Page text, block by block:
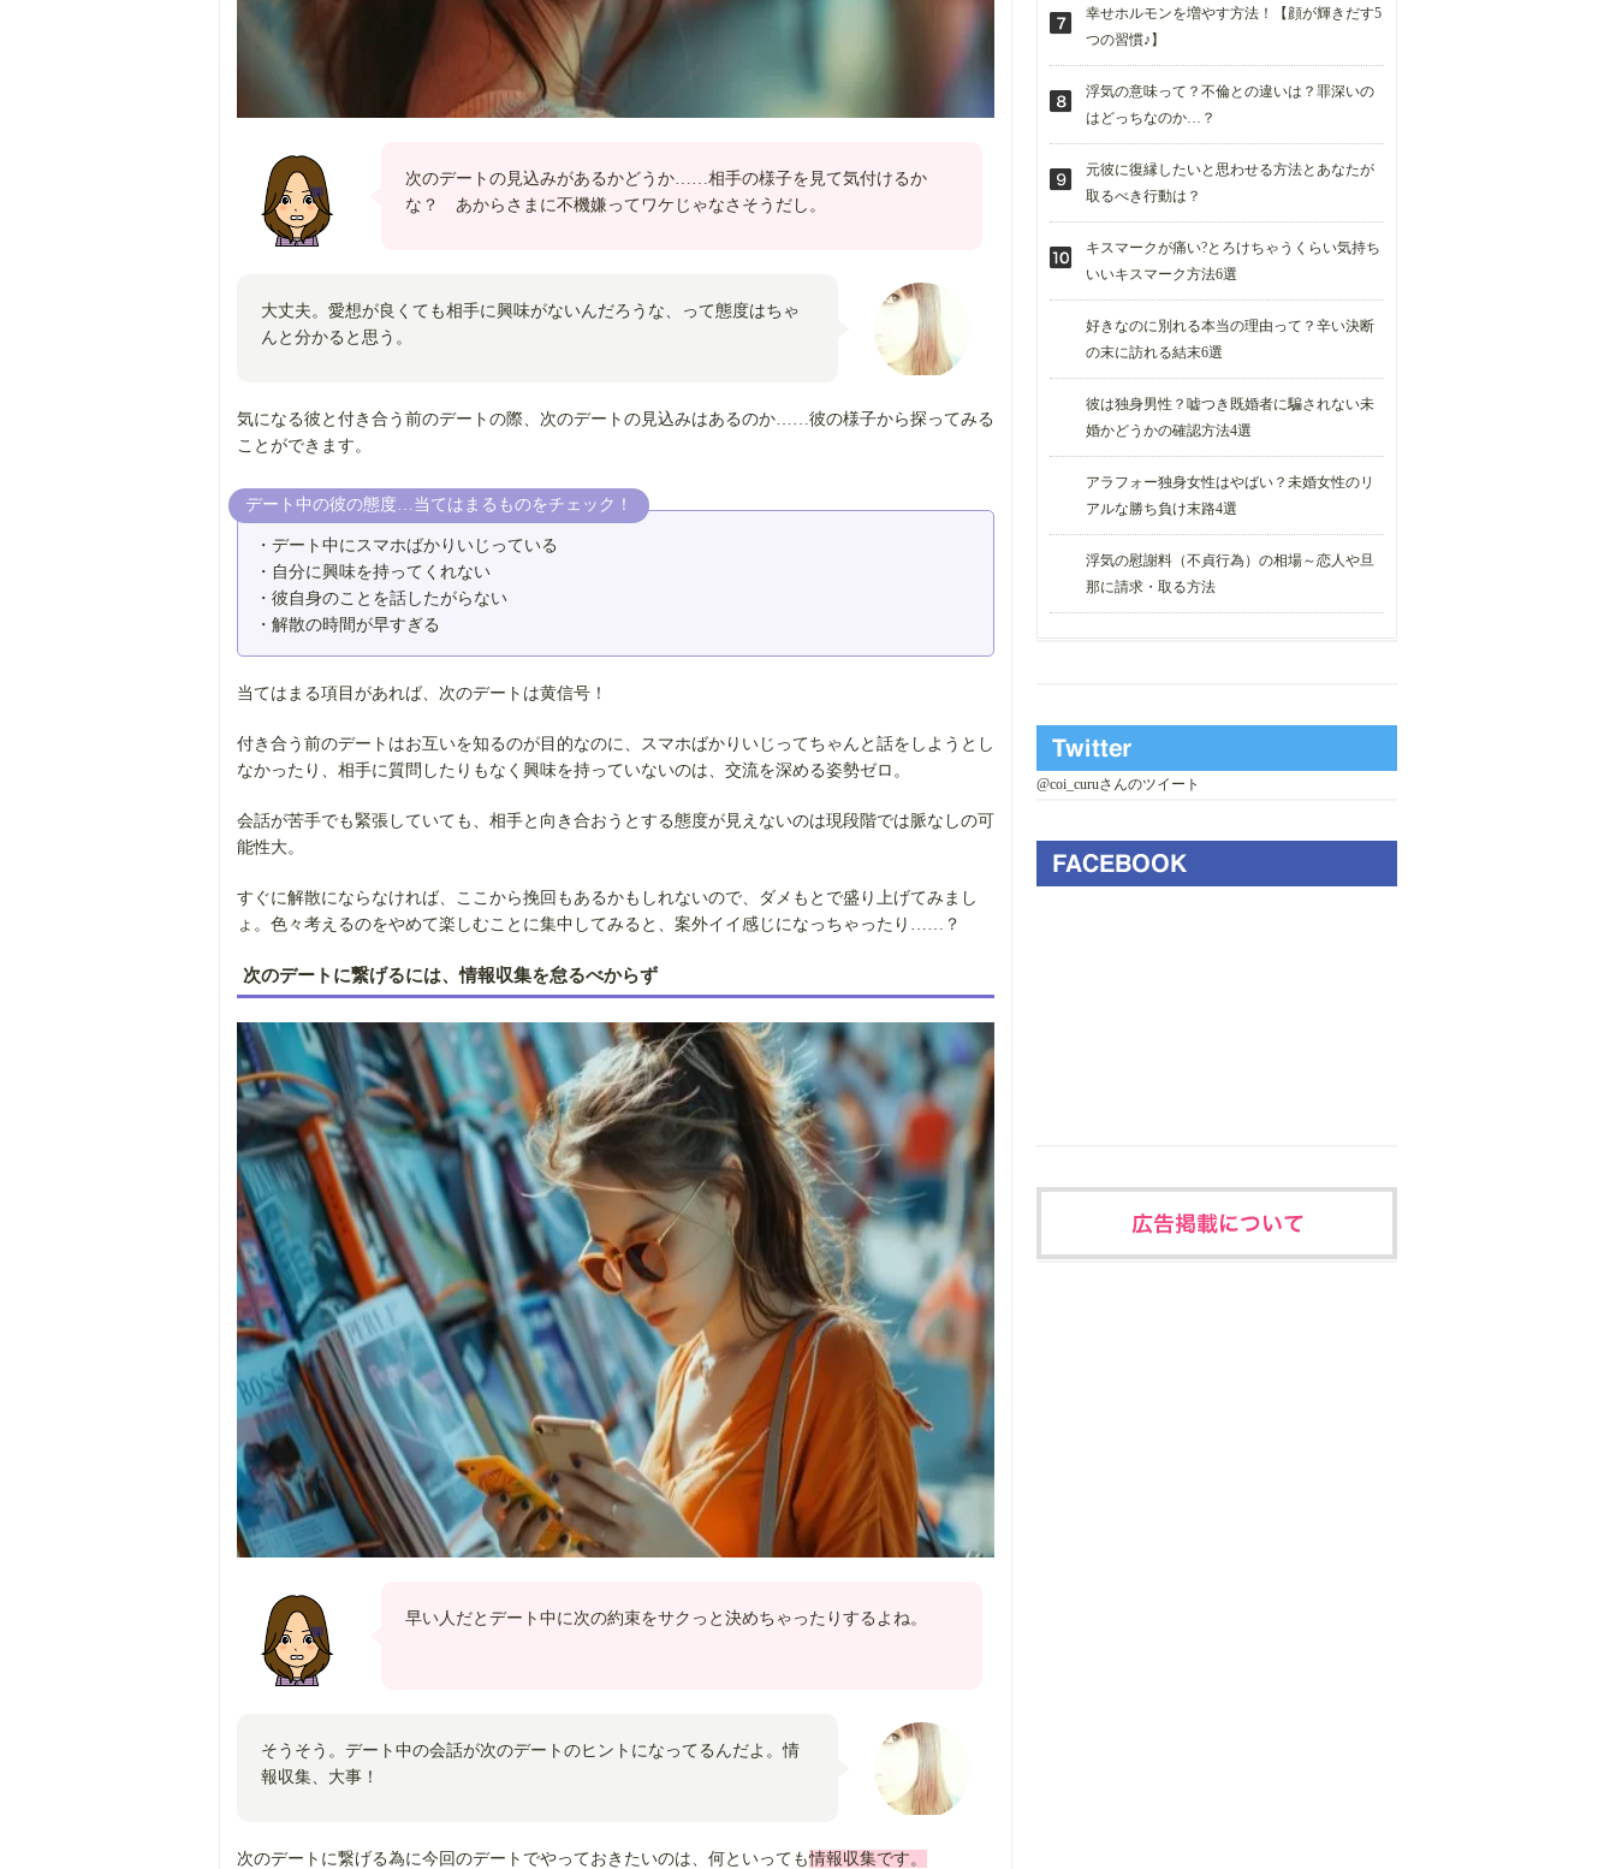
次のデートの見込みがあるかどうか……相手の様子を見て気付けるか
な？ あからさまに不機嫌ってワケじゃなさそうだし。
大丈夫。愛想が良くても相手に興味がないんだろうな、って態度はちゃ
んと分かると思う。
気になる彼と付き合う前のデートの際、次のデートの見込みはあるのか……彼の様子から探ってみる
ことができます。
デート中の彼の態度…当てはまるものをチェック！
・デート中にスマホばかりいじっている
・自分に興味を持ってくれない
・彼自身のことを話したがらない
・解散の時間が早すぎる
当てはまる項目があれば、次のデートは黄信号！
付き合う前のデートはお互いを知るのが目的なのに、スマホばかりいじってちゃんと話をしようとし
なかったり、相手に質問したりもなく興味を持っていないのは、交流を深める姿勢ゼロ。
会話が苦手でも緊張していても、相手と向き合おうとする態度が見えないのは現段階では脈なしの可
能性大。
すぐに解散にならなければ、ここから挽回もあるかもしれないので、ダメもとで盛り上げてみまし
ょ。色々考えるのをやめて楽しむことに集中してみると、案外イイ感じになっちゃったり……？
次のデートに繋げるには、情報収集を怠るべからず
早い人だとデート中に次の約束をサクっと決めちゃったりするよね。
そうそう。デート中の会話が次のデートのヒントになってるんだよ。情
報収集、大事！
次のデートに繋げる為に今回のデートでやっておきたいのは、何といっても情報収集です。
幸せホルモンを増やす方法！【顔が輝きだす5
つの習慣♪】
浮気の意味って？不倫との違いは？罪深いの
はどっちなのか…？
元彼に復縁したいと思わせる方法とあなたが
取るべき行動は？
キスマークが痛い?とろけちゃうくらい気持ち
いいキスマーク方法6選
好きなのに別れる本当の理由って？辛い決断
の末に訪れる結末6選
彼は独身男性？嘘つき既婚者に騙されない未
婚かどうかの確認方法4選
アラフォー独身女性はやばい？未婚女性のリ
アルな勝ち負け末路4選
浮気の慰謝料（不貞行為）の相場～恋人や旦
那に請求・取る方法
@coi_curuさんのツイート